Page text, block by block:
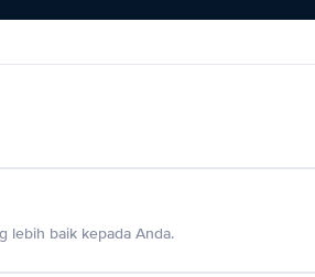
lebih baik kepada Anda.